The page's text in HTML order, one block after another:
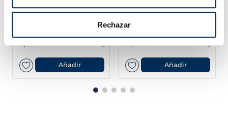
Rechazar
Lloms de salmó noruec
Premium
16,99 €
Añadir
Filets de salmó
Premium
Sin espinas
13,99 €
Añadir